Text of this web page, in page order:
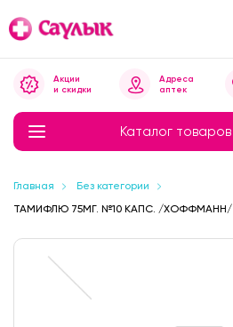
Каталог товаров
Акции
и скидки
Адреса
аптек
Главная
Без категории
ТАМИФЛЮ 75МГ. №10 КАПС. /ХОФФМАНН/